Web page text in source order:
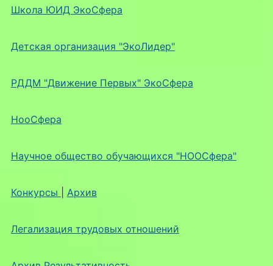
Школа ЮИД ЭкоСфера
Детская организация "ЭкоЛидер"
РДДМ "Движение Первых" ЭкоСфера
НооСфера
Научное общество обучающихся "НООСфера"
Конкурсы Архив
Легализация трудовых отношений